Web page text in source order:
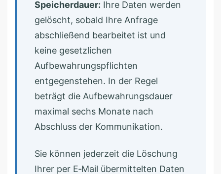
Speicherdauer: Ihre Daten werden
gelöscht, sobald Ihre Anfrage
abschließend bearbeitet ist und
keine gesetzlichen
Aufbewahrungspflichten
entgegenstehen. In der Regel
beträgt die Aufbewahrungsdauer
maximal sechs Monate nach
Abschluss der Kommunikation.
Sie können jederzeit die Löschung
Ihrer per E‑Mail übermittelten Daten